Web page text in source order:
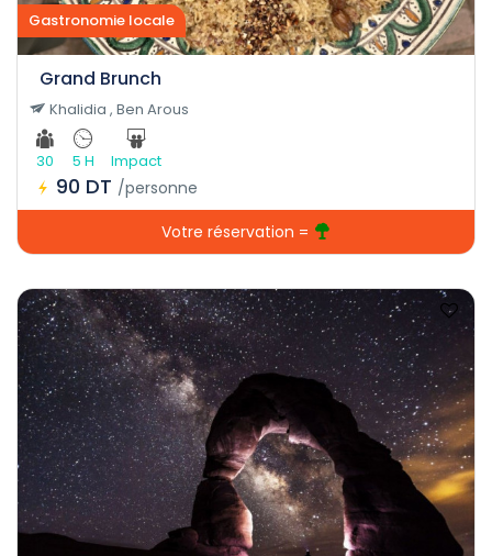
Gastronomie locale
Grand Brunch
Khalidia , Ben Arous
30 5 H Impact
90 DT /personne
Votre réservation =